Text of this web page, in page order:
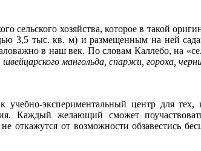
сельского хозяйства, которое в такой
3,5 тыс. кв. м) и размещенным на ней
в наш век. По словам Каллебо, на
мангольда, спаржи, гороха,
экспериментальный центр для
Каждый желающий сможет
откажутся от возможности обзавестись